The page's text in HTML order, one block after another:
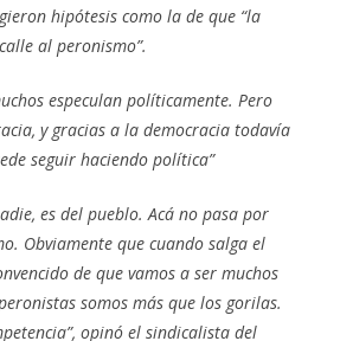
hipótesis como la de que “la
al peronismo”.
especulan políticamente. Pero
y gracias a la democracia todavía
seguir haciendo política”
es del pueblo. Acá no pasa por
Obviamente que cuando salga el
de que vamos a ser muchos
somos más que los gorilas.
opinó el sindicalista del